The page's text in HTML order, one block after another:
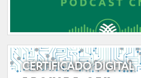
CERTIFICADO DIGITAL